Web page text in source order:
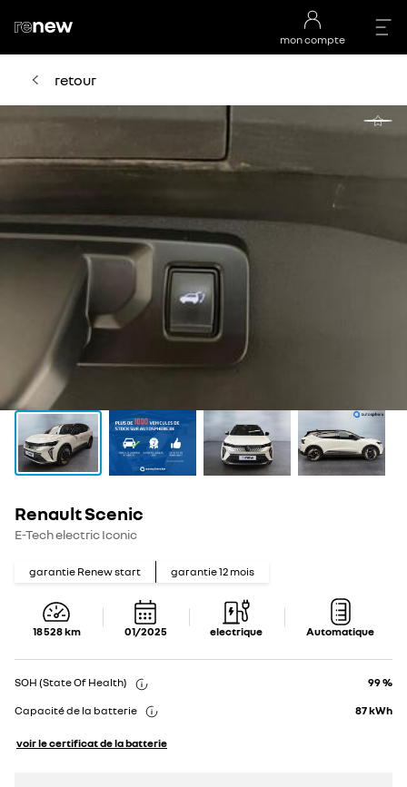
mon compte
retour
Renault Scenic
E-Tech electric Iconic
garantie Renew start garantie12 mois
18 528km 01/2025 electrique Automatique
SOH (State Of Health)
Show
99 %
Capacité de la batterie
Show
87kWh
voir le certificat de la batterie